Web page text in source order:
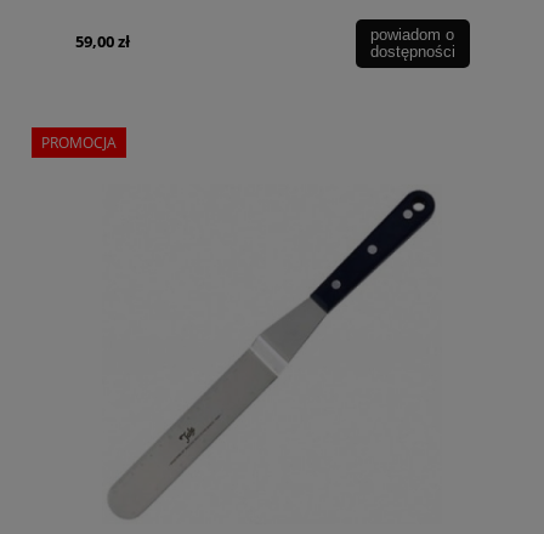
59,00 zł
powiadom o
dostępności
PROMOCJA